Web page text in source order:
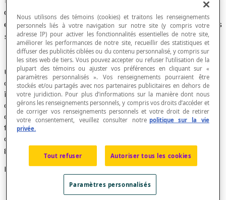
d'une combinaison de
relations de variation nulle
et d'une relation qui caractérise les créneaux (les
sauts entre les paliers).
Une fonction en escalier est une fonction qui est
constante sur des intervalles de la variable
indépendante et qui change brusquement pour
certaines valeurs de cette variable indépendante. Ces
dernières sont appelées lesvaleurs critiquesde la
fonction. Une fonction en escalier est une fonction
discontinue, puisqu'on ne peut pas en tracer le
graphique sans lever le crayon.
Exemples
partie entièredéfinie par la relation
Nous utilisons des témoins (cookies) et traitons les renseignements
personnels liés à votre navigation sur notre site (y compris votre
adresse IP) pour activer les fonctionnalités essentielles de notre site,
améliorer les performances de notre site, recueillir des statistiques et
diffuser des publicités ciblées ou du contenu personnalisé, y compris sur
les sites web de tiers. Vous pouvez accepter ou refuser l’utilisation de la
plupart des témoins ou ajuster vos préférences en cliquant sur «
paramètres personnalisés ». Vos renseignements pourraient être
stockés et/ou partagés avec nos partenaires publicitaires en dehors de
votre juridiction. Pour plus d’informations sur la manière dont nous
gérons les renseignements personnels, y compris vos droits d’accéder et
de corriger vos renseignements personnels et votre droit de retirer
votre consentement, veuillez consulter notre politique sur la vie
privée.
Tout refuser Autoriser tous les cookies
Paramètres personnalisés